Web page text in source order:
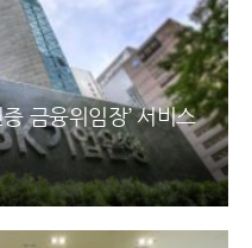
금융위임장’ 서비스